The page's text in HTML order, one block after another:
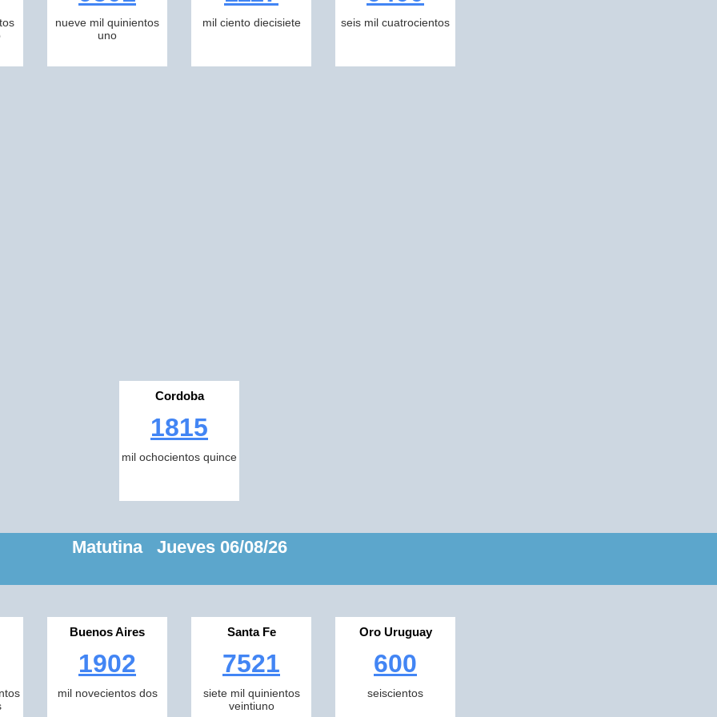
nueve mil quinientos
uno
mil ciento diecisiete seis mil cuatrocientos
Cordoba
1815
mil ochocientos quince
Matutina Jueves 06/08/26
Buenos Aires
1902
mil novecientos dos
Santa Fe
7521
siete mil quinientos
veintiuno
Oro Uruguay
600
seiscientos